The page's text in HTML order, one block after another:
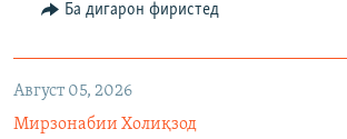
Ба дигарон фиристед
Август 05, 2026
Мирзонабии Холиқзод